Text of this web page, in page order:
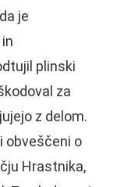
je
plinski
za
z delom.
obveščeni o
Hrastnika,